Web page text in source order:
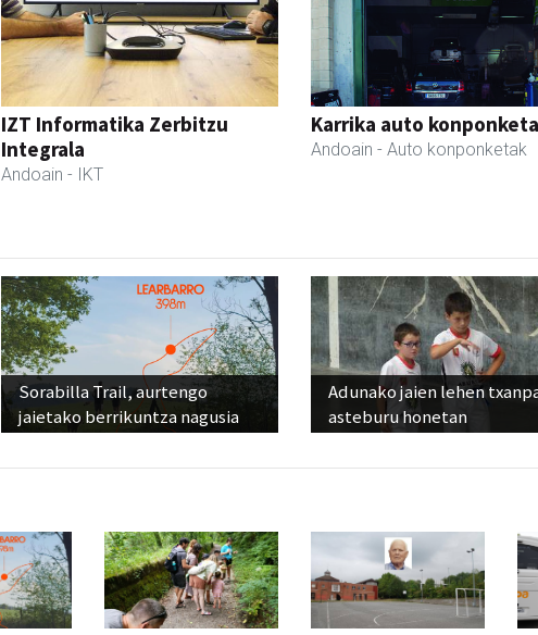
IZT Informatika Zerbitzu
Integrala
Andoain - IKT
Karrika auto konponketa
Andoain - Auto konponketak
Sorabilla Trail, aurtengo
jaietako berrikuntza nagusia
Adunako jaien lehen
asteburu honetan